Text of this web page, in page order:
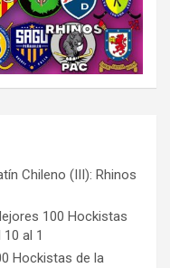
Chileno (III): Rhinos
100 Hockistas
al 1
Hockistas de la